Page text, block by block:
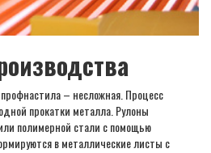
– несложная. Процесс
прокатки металла. Рулоны
полимерной стали с помощью
в металлические листы с